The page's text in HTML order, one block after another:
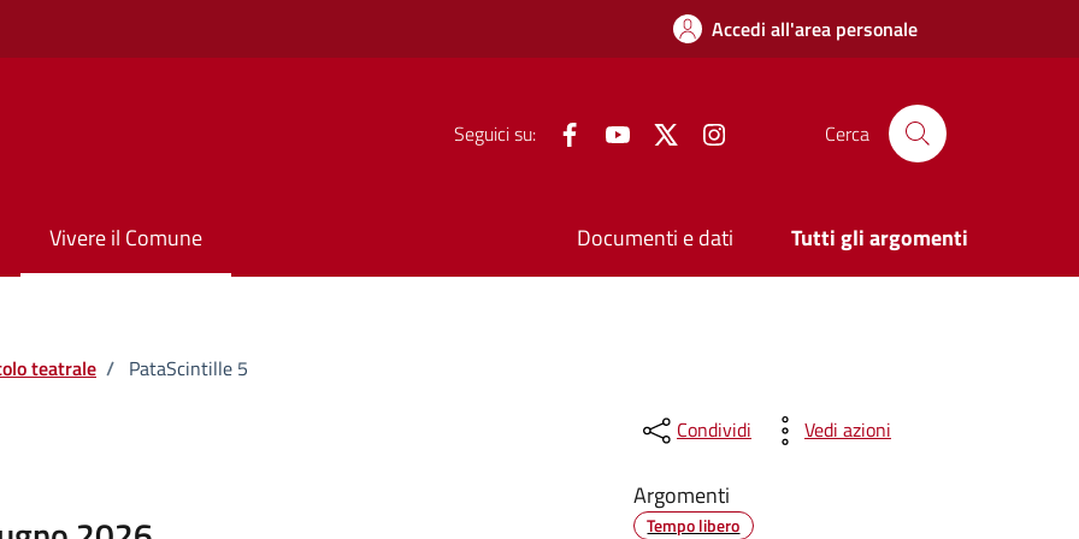
Accedi all'area personale
Seguici su: FacebookYouTube Twitter Cerca
Vivere il Comune Documenti e dati Tutti gli argomenti
teatrale / PataScintille 5
Condividi Vedi azioni
Argomenti
Tempo libero